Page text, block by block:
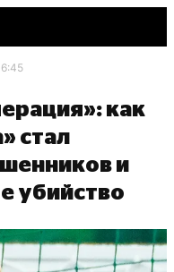
как
стал
и
убийство